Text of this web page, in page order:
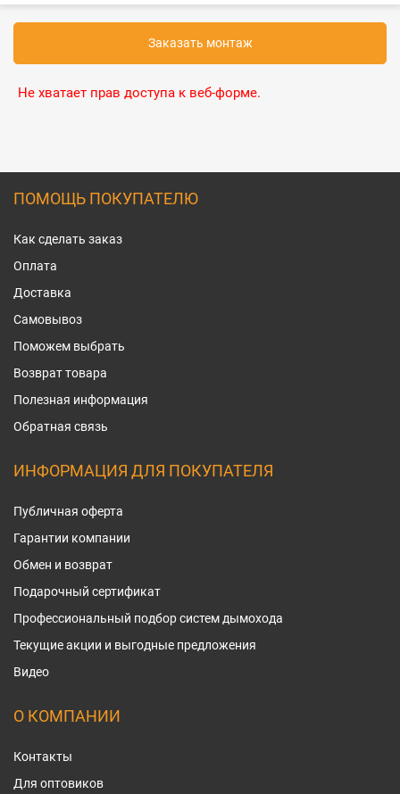
Заказать монтаж
Не хватает прав доступа к веб-форме.
ПОМОЩЬ ПОКУПАТЕЛЮ
Как сделать заказ
Оплата
Доставка
Самовывоз
Поможем выбрать
Возврат товара
Полезная информация
Обратная связь
ИНФОРМАЦИЯ ДЛЯ ПОКУПАТЕЛЯ
Публичная оферта
Гарантии компании
Обмен и возврат
Подарочный сертификат
Профессиональный подбор систем дымохода
Текущие акции и выгодные предложения
Видео
О КОМПАНИИ
Контакты
Для оптовиков